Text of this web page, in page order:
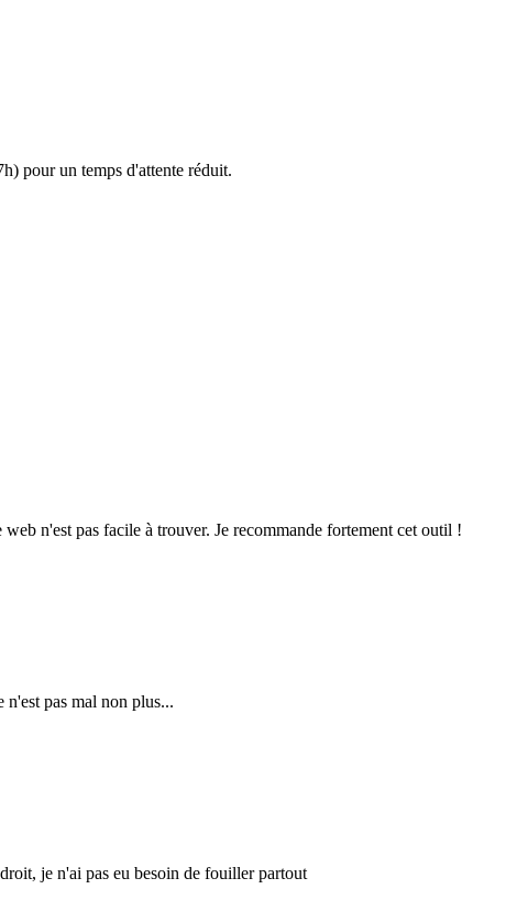
pour un temps d'attente réduit.
n'est pas facile à trouver. Je recommande fortement cet outil !
n'est pas mal non plus...
je n'ai pas eu besoin de fouiller partout